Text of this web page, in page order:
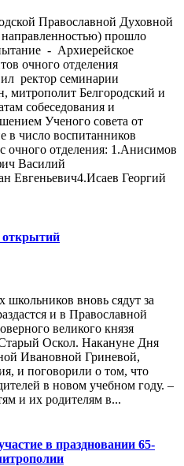
Православной Духовной
прошло
- Архиерейское
очного отделения
ректор семинарии
митрополит Белгородский и
собеседования и
Ученого совета от
в число воспитанников
очного отделения: 1.Анисимов
Василий
Евгеньевич4.Исаев Георгий
открытий
школьников вновь сядут за
и в Православной
великого князя
Оскол. Накануне Дня
Ивановной Гриневой,
и поговорили о том, что
в новом учебном году. –
и их родителям в...
в праздновании 65-